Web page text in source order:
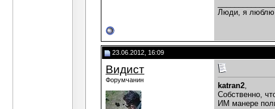
Люди, я люблю
23.06.2012, 16:09
Видист
Форумчанин
katran2,
Собственно,
ИМ манере